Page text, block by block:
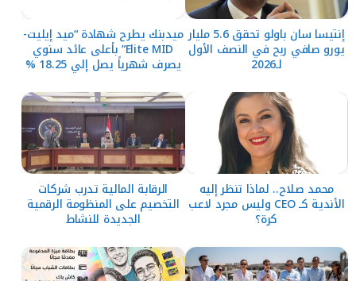
إنتيسا سان باولو تحقق 5.6 مليار
يورو صافي ربح في النصف الأول
لـ2026
ميدبنك يطرح شهادة “ميد إيليت-
Elite MID” بأعلى عائد سنوي
يصرف شهرياً يصل إلي 18.25 %
محمد صلاح.. لماذا تنظر إليه
الأندية كـ CEO وليس مجرد لاعب
كرة؟
الرقابة المالية تدرب شركات
التخصيم على المنظومة الرقمية
الجديدة للنشاط